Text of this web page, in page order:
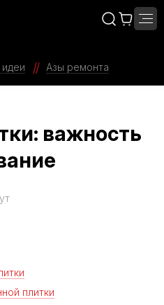
Азы ремонта
важность
плитки